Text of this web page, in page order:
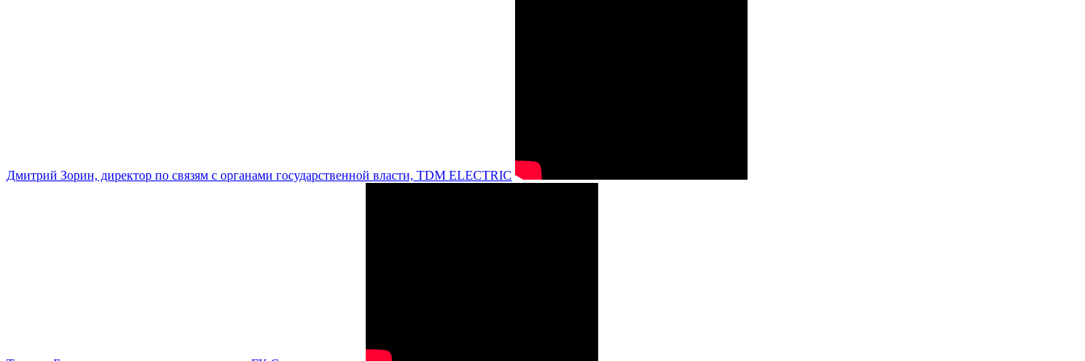
Дмитрий Зорин, директор по связям с органами государственной власти, TDM ELECTRIC